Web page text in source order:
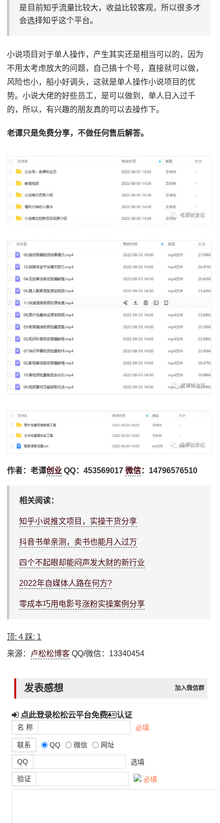
是目前知乎流量比较大，收益比较客观，所以很多才
会选择知乎这个平台。
小说项目对于单人操作，产生其实还是相当可以的，因为
不用太考虑放大的问题，自己搞十个号，直接就可以做，
风险也小，船小好调头，这就是单人操作小说项目的优
势。小说大佬的好些员工，是可以做到，单人日入过千
的，所以，有兴趣的朋友真的可以去操作下。
老谭只是免费分享，不做任何售后解答。
作者：老谭创业 QQ：453569017微信：14796576510
相关阅读：
知乎小说推文项目，实操干货分享
抖音书单亲测，卖书也能月入过万
四个不起眼却能闷声发大财的新行业
2022年自媒体人路在何方?
零成本巧用电影号涨粉实操案例分享
顶:4 踩: 1
来源： 卢松松博客 QQ/微信：13340454
发表感想 加入微信群
点此登录松松云平台免费 认证
名 称 必填
联系 QQ 微信 网址
QQ 选填
验证 必填